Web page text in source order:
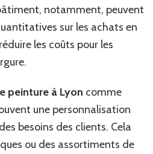
notamment, peuvent
sur les achats en
les coûts pour les
peinture à Lyon comme
une personnalisation
besoins des clients. Cela
ou des assortiments de